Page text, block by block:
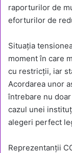
raporturilor de
eforturilor de
Situația
moment în care
cu restricții, iar
Acordarea unor
întrebare nu
cazul unei
alegeri perfect
Reprezentanții